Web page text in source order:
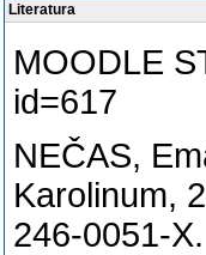
Literatura
MOODLE
id=617
NEČAS,
Karolinum,
246-0051-X.